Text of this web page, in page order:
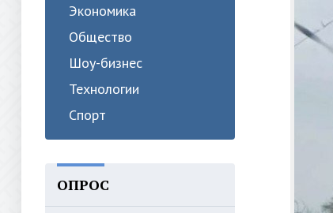
Экономика
Общество
Шоу-бизнес
Технологии
Спорт
ОПРОС